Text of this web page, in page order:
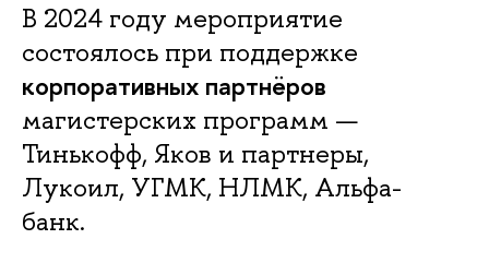
В 2024 году мероприятие
состоялось при поддержке
корпоративных партнёров
магистерских программ —
Тинькофф, Яков и партнеры,
Лукоил, УГМК, НЛМК, Альфа-
банк.